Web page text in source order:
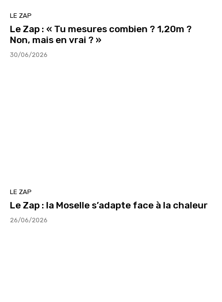
LE ZAP
Le Zap : « Tu mesures combien ? 1,20m ?
Non, mais en vrai ? »
30/06/2026
LE ZAP
Le Zap : la Moselle s’adapte face à la chaleur
26/06/2026